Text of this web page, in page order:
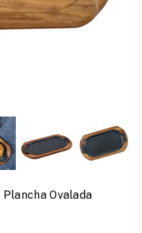
Ovalada